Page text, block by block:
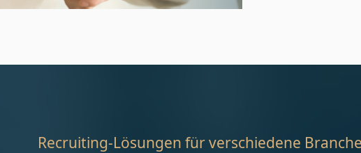
Recruiting-Lösungen für verschiedene